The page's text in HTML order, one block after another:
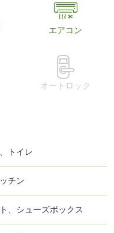
エアコン
オートロック
トイレ
チン
、シューズボックス